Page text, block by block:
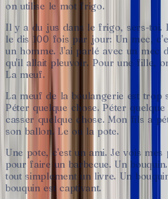
on utilise le mot frigo.
Il y a du jus dans le frigo, sers-toi.
le dis 100 fois par jour: Un mec,
un homme. J'ai parlé avec un mec
qu'il allait pleuvoir. Pour une fille,
La meuf.
La meuf de la boulangerie est trop
Péter quelque chose. Péter quelque
casser quelque chose. Mon fils a
son ballon. Le ou la pote.
Une pote, c'est un ami. Je vois mes
pour faire un barbecue. Un bouquin.
tout simplement un livre. Un
bouquin est captivant.